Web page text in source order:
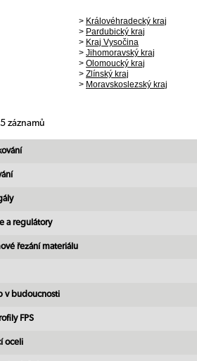
> Královéhradecký kraj
> Pardubický kraj
> Kraj Vysočina
> Jihomoravský kraj
> Olomoucký kraj
> Zlínský kraj
> Moravskoslezský kraj
záznamů
a regulátory
řezání materiálu
v budoucnosti
FPS
oceli